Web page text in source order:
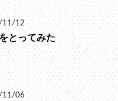
11/12
とってみた
11/06